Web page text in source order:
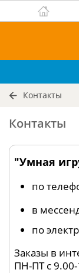
Контакты
Контакты
"Умная
по
в
по
Заказы в
ПН-ПТ с